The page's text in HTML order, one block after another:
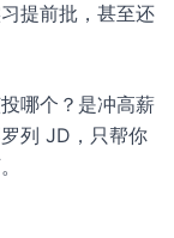
提前批，甚至还
哪个？是冲高薪
列 JD，只帮你